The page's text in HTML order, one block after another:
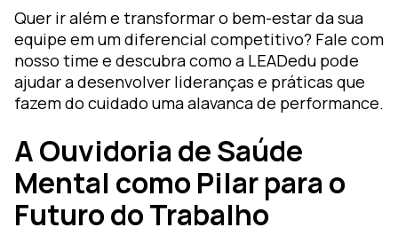
Quer ir além e transformar o bem-estar da sua
equipe em um diferencial competitivo? Fale com
nosso time e descubra como a LEADedu pode
ajudar a desenvolver lideranças e práticas que
fazem do cuidado uma alavanca de performance.
A Ouvidoria de Saúde
Mental como Pilar para o
Futuro do Trabalho